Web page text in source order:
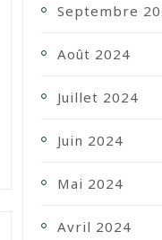
Septembre
Août 2024
Juillet 2024
Juin 2024
Mai 2024
Avril 2024